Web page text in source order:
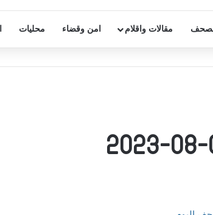
مقالات واقلام امن وقضاء محليات